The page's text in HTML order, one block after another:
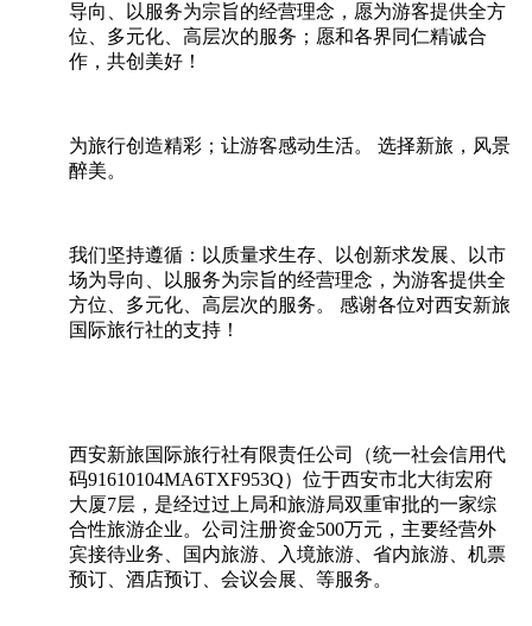
导向、以服务为宗旨的经营理念，愿为游客提供全方
位、多元化、高层次的服务；愿和各界同仁精诚合
作，共创美好！
为旅行创造精彩；让游客感动生活。 选择新旅，风景
醉美。
我们坚持遵循：以质量求生存、以创新求发展、以市
场为导向、以服务为宗旨的经营理念，为游客提供全
方位、多元化、高层次的服务。 感谢各位对西安新旅
国际旅行社的支持！
西安新旅国际旅行社有限责任公司（统一社会信用代
码91610104MA6TXF953Q）位于西安市北大街宏府
大厦7层，是经过过上局和旅游局双重审批的一家综
合性旅游企业。公司注册资金500万元，主要经营外
宾接待业务、国内旅游、入境旅游、省内旅游、机票
预订、酒店预订、会议会展、等服务。